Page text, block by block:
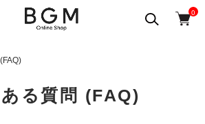
0
る質問 (FAQ)